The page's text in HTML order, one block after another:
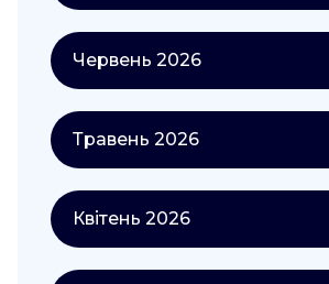
Червень 2026
Травень 2026
Квітень 2026